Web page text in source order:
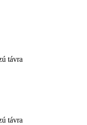
távra
távra